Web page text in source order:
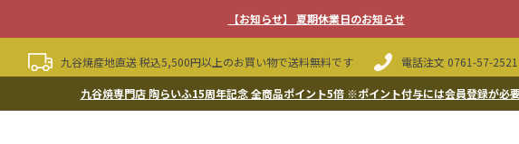
【お知らせ】 夏期休業日のお知らせ
九谷焼産地直送 税込5,500円以上のお買い物で送料無料です 電話注文 0761-57-2521
九谷焼専門店 陶らいふ15周年記念 全商品ポイント5倍※ポイント付与には会員登録が必